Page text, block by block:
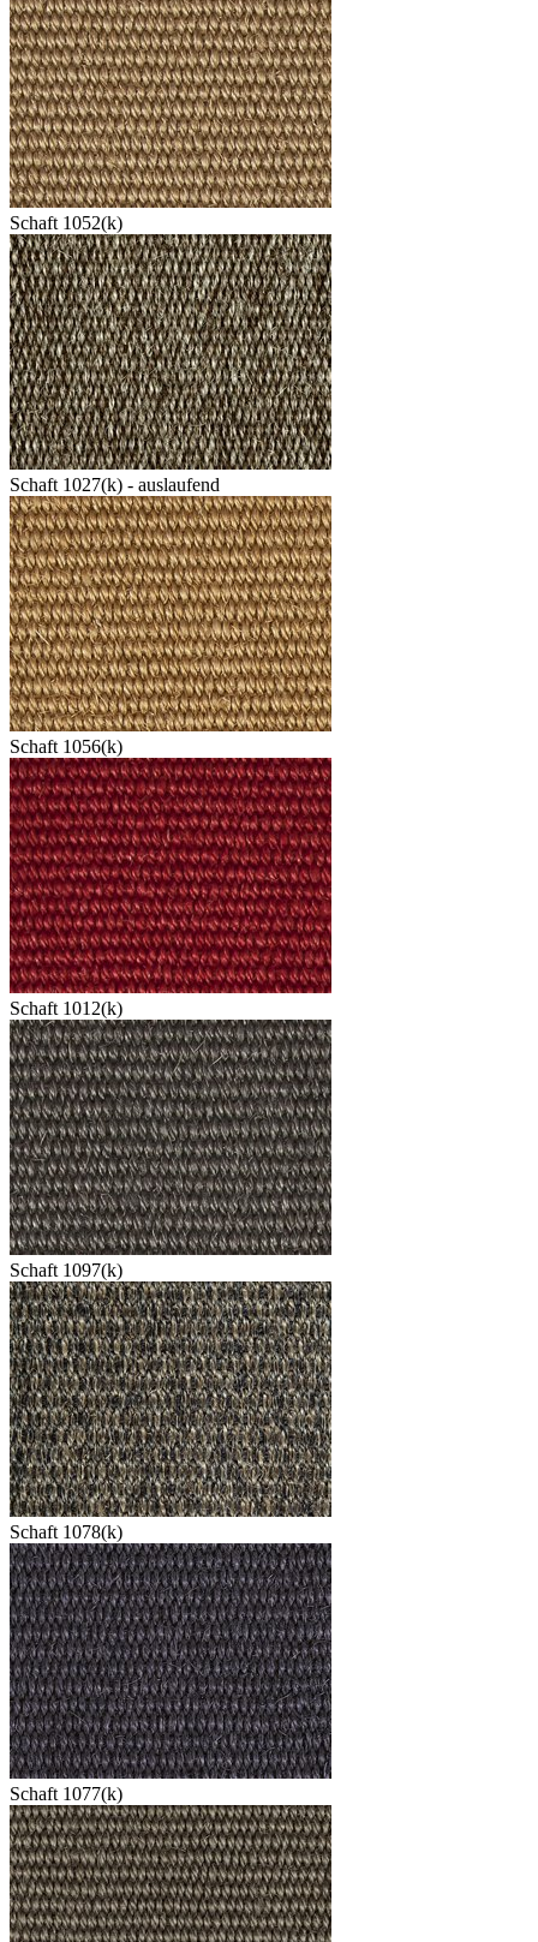
Schaft 1052(k)
Schaft 1027(k) - auslaufend
Schaft 1056(k)
Schaft 1012(k)
Schaft 1097(k)
Schaft 1078(k)
Schaft 1077(k)